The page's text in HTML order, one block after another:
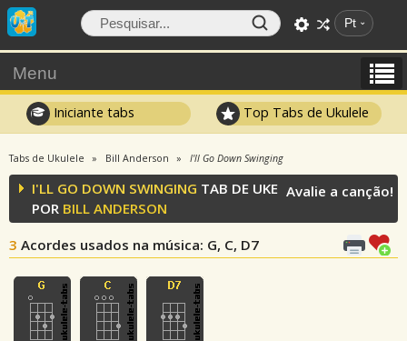
Pt
Menu
Iniciante tabs Top Tabs de Ukulele
Tabs de Ukulele Bill Anderson I'll Go Down Swinging
I'LL GO DOWN SWINGING TAB DE UKE
POR BILL ANDERSON
3 Acordes usados na música: G, C, D7
Avalie a canção!